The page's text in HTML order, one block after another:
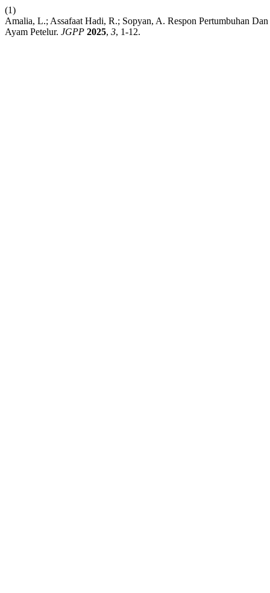
(1)
Amalia, L.; Assafaat Hadi, R.; Sopyan, A. Respon Pertumbuhan
Ayam Petelur. JGPP 2025, 3, 1-12.